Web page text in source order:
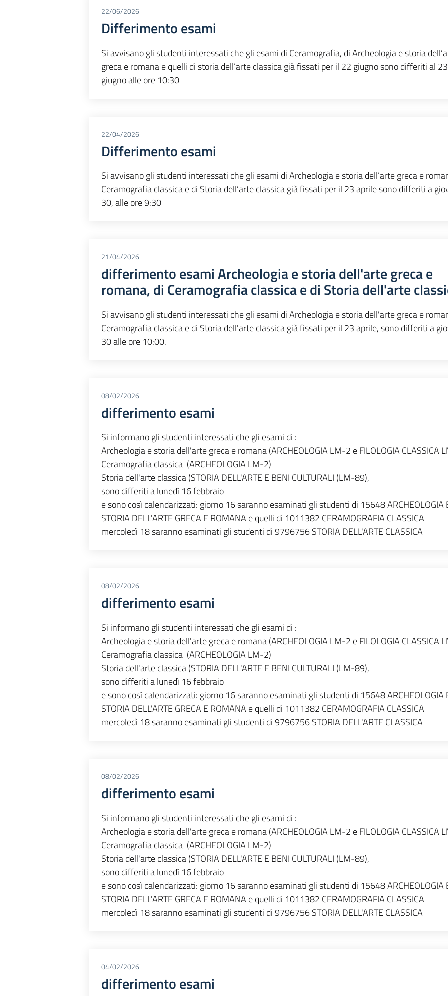
22/06/2026
Differimento esami
Si avvisano gli studenti interessati che gli esami di Ceramografia, di Archeologia e storia
greca e romana e quelli di storia dell’arte classica già fissati per il 22 giugno sono differiti al 23
giugno alle ore 10:30
22/04/2026
Differimento esami
Si avvisano gli studenti interessati che gli esami di Archeologia e storia dell’arte greca e
Ceramografia classica e di Storia dell’arte classica già fissati per il 23 aprile sono differiti a
30, alle ore 9:30
21/04/2026
differimento esami Archeologia e storia dell'arte greca e
romana, di Ceramografia classica e di Storia dell'arte
Si avvisano gli studenti interessati che gli esami di Archeologia e storia dell'arte greca e
Ceramografia classica e di Storia dell'arte classica già fissati per il 23 aprile, sono differiti a
30 alle ore 10:00.
08/02/2026
differimento esami
Si informano gli studenti interessati che gli esami di :
Archeologia e storia dell'arte greca e romana (ARCHEOLOGIA LM-2 e FILOLOGIA CLASSICA
Ceramografia classica (ARCHEOLOGIA LM-2)
Storia dell'arte classica (STORIA DELL'ARTE E BENI CULTURALI (LM-89),
sono differiti a lunedì 16 febbraio
e sono così calendarizzati: giorno 16 saranno esaminati gli studenti di 15648 ARCHEOLOGIA
STORIA DELL'ARTE GRECA E ROMANA e quelli di 1011382 CERAMOGRAFIA CLASSICA
mercoledì 18 saranno esaminati gli studenti di 9796756 STORIA DELL'ARTE CLASSICA
08/02/2026
differimento esami
Si informano gli studenti interessati che gli esami di :
Archeologia e storia dell'arte greca e romana (ARCHEOLOGIA LM-2 e FILOLOGIA CLASSICA
Ceramografia classica (ARCHEOLOGIA LM-2)
Storia dell'arte classica (STORIA DELL'ARTE E BENI CULTURALI (LM-89),
sono differiti a lunedì 16 febbraio
e sono così calendarizzati: giorno 16 saranno esaminati gli studenti di 15648 ARCHEOLOGIA
STORIA DELL'ARTE GRECA E ROMANA e quelli di 1011382 CERAMOGRAFIA CLASSICA
mercoledì 18 saranno esaminati gli studenti di 9796756 STORIA DELL'ARTE CLASSICA
08/02/2026
differimento esami
Si informano gli studenti interessati che gli esami di :
Archeologia e storia dell'arte greca e romana (ARCHEOLOGIA LM-2 e FILOLOGIA CLASSICA
Ceramografia classica (ARCHEOLOGIA LM-2)
Storia dell'arte classica (STORIA DELL'ARTE E BENI CULTURALI (LM-89),
sono differiti a lunedì 16 febbraio
e sono così calendarizzati: giorno 16 saranno esaminati gli studenti di 15648 ARCHEOLOGIA
STORIA DELL'ARTE GRECA E ROMANA e quelli di 1011382 CERAMOGRAFIA CLASSICA
mercoledì 18 saranno esaminati gli studenti di 9796756 STORIA DELL'ARTE CLASSICA
04/02/2026
differimento esami